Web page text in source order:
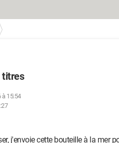
titres
à 15:54
j'envoie cette bouteille à la mer